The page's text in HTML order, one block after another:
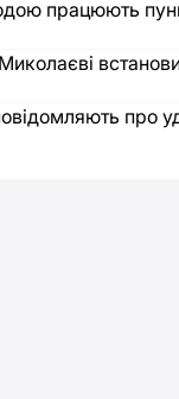
працюють
про